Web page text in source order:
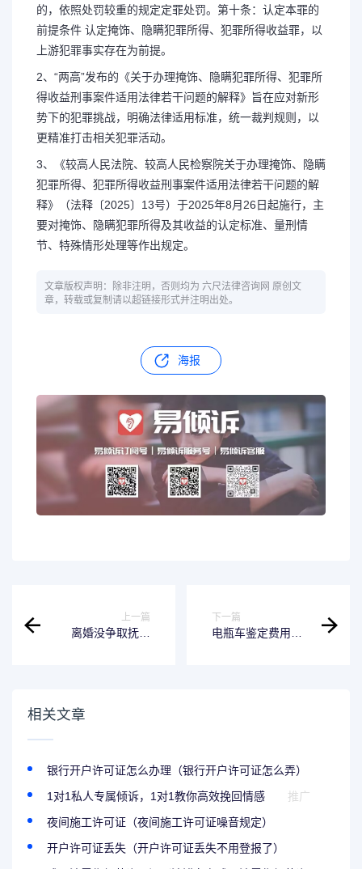
的，依照处罚较重的规定定罪处罚。第十条：认定本罪的
前提条件 认定掩饰、隐瞒犯罪所得、犯罪所得收益罪，以
上游犯罪事实存在为前提。
2、“两高”发布的《关于办理掩饰、隐瞒犯罪所得、犯罪所
得收益刑事案件适用法律若干问题的解释》旨在应对新形
势下的犯罪挑战，明确法律适用标准，统一裁判规则，以
更精准打击相关犯罪活动。
3、《较高人民法院、较高人民检察院关于办理掩饰、隐瞒
犯罪所得、犯罪所得收益刑事案件适用法律若干问题的解
释》（法释〔2025〕13号）于2025年8月26日起施行，主
要对掩饰、隐瞒犯罪所得及其收益的认定标准、量刑情
节、特殊情形处理等作出规定。
文章版权声明：除非注明，否则均为 六尺法律咨询网 原创文
章，转载或复制请以超链接形式并注明出处。
海报
上一篇
离婚没争取抚养
下一篇
电瓶车鉴定费用该
相关文章
银行开户许可证怎么办理（银行开户许可证怎么弄）
1对1私人专属倾诉，1对1教你高效挽回情感
推广
夜间施工许可证（夜间施工许可证噪音规定）
开户许可证丢失（开户许可证丢失不用登报了）